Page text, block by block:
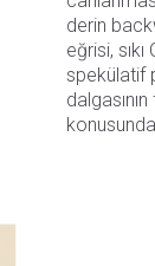
derin
eğrisi,
spekülatif